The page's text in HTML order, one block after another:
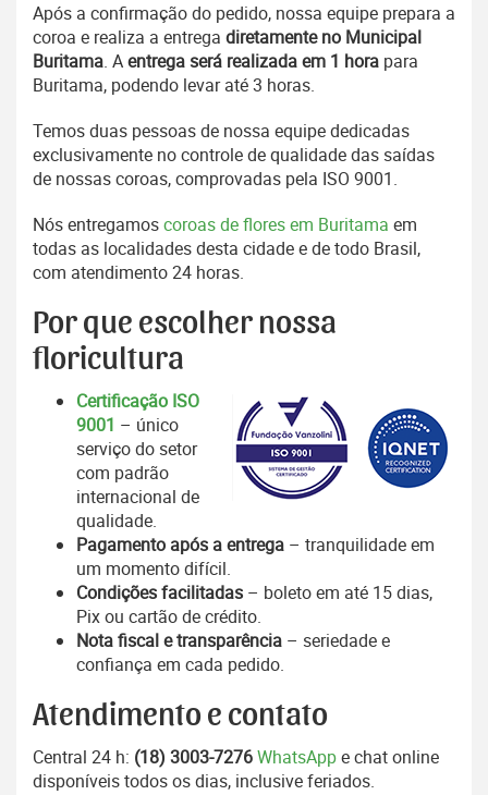
Após a confirmação do pedido, nossa equipe prepara a
coroa e realiza a entrega diretamente no Municipal
Buritama. Aentrega será realizada em 1 hora para
Buritama, podendo levar até 3 horas.
Temos duas pessoas de nossa equipe dedicadas
exclusivamente no controle de qualidade das saídas
de nossas coroas, comprovadas pela ISO 9001.
Nós entregamoscoroas de flores em Buritama em
todas as localidades desta cidade e de todo Brasil,
com atendimento 24 horas.
Por que escolher nossa
floricultura
Certificação ISO
9001 – único
serviço do setor
com padrão
internacional de
qualidade.
Pagamento após a entrega – tranquilidade em
um momento difícil.
Condições facilitadas – boleto em até 15 dias,
Pix ou cartão de crédito.
Nota fiscal e transparência – seriedade e
confiança em cada pedido.
Atendimento e contato
Central 24 h: (18) 3003-7276WhatsAppe chat online
disponíveis todos os dias, inclusive feriados.